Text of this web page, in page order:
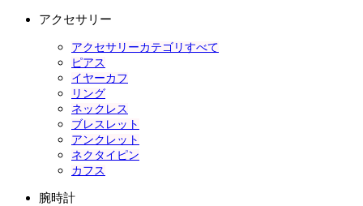
アクセサリー
アクセサリーカテゴリすべて
ピアス
イヤーカフ
リング
ネックレス
ブレスレット
アンクレット
ネクタイピン
カフス
腕時計